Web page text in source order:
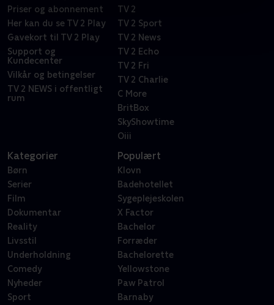
Priser og abonnement
Her kan du se TV 2 Play
Gavekort til TV 2 Play
Support og
Kundecenter
Vilkår og betingelser
TV 2 NEWS i offentligt
rum
TV 2
TV 2 Sport
TV 2 News
TV 2 Echo
TV 2 Fri
TV 2 Charlie
C More
BritBox
SkyShowtime
Oiii
Kategorier
Børn
Serier
Film
Dokumentar
Reality
Livsstil
Underholdning
Comedy
Nyheder
Sport
Populært
Klovn
Badehotellet
Sygeplejeskolen
X Factor
Bachelor
Forræder
Bachelorette
Yellowstone
Paw Patrol
Barnaby